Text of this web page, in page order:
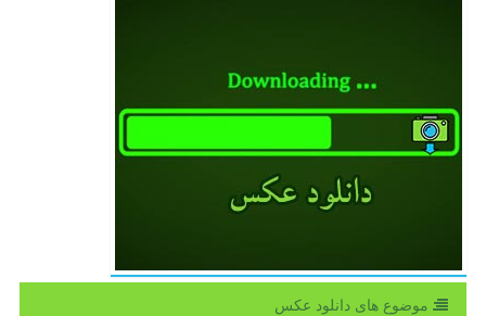
موضوع های دانلود عكس